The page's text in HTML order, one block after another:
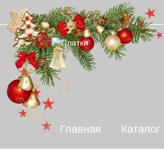
Главная Каталог